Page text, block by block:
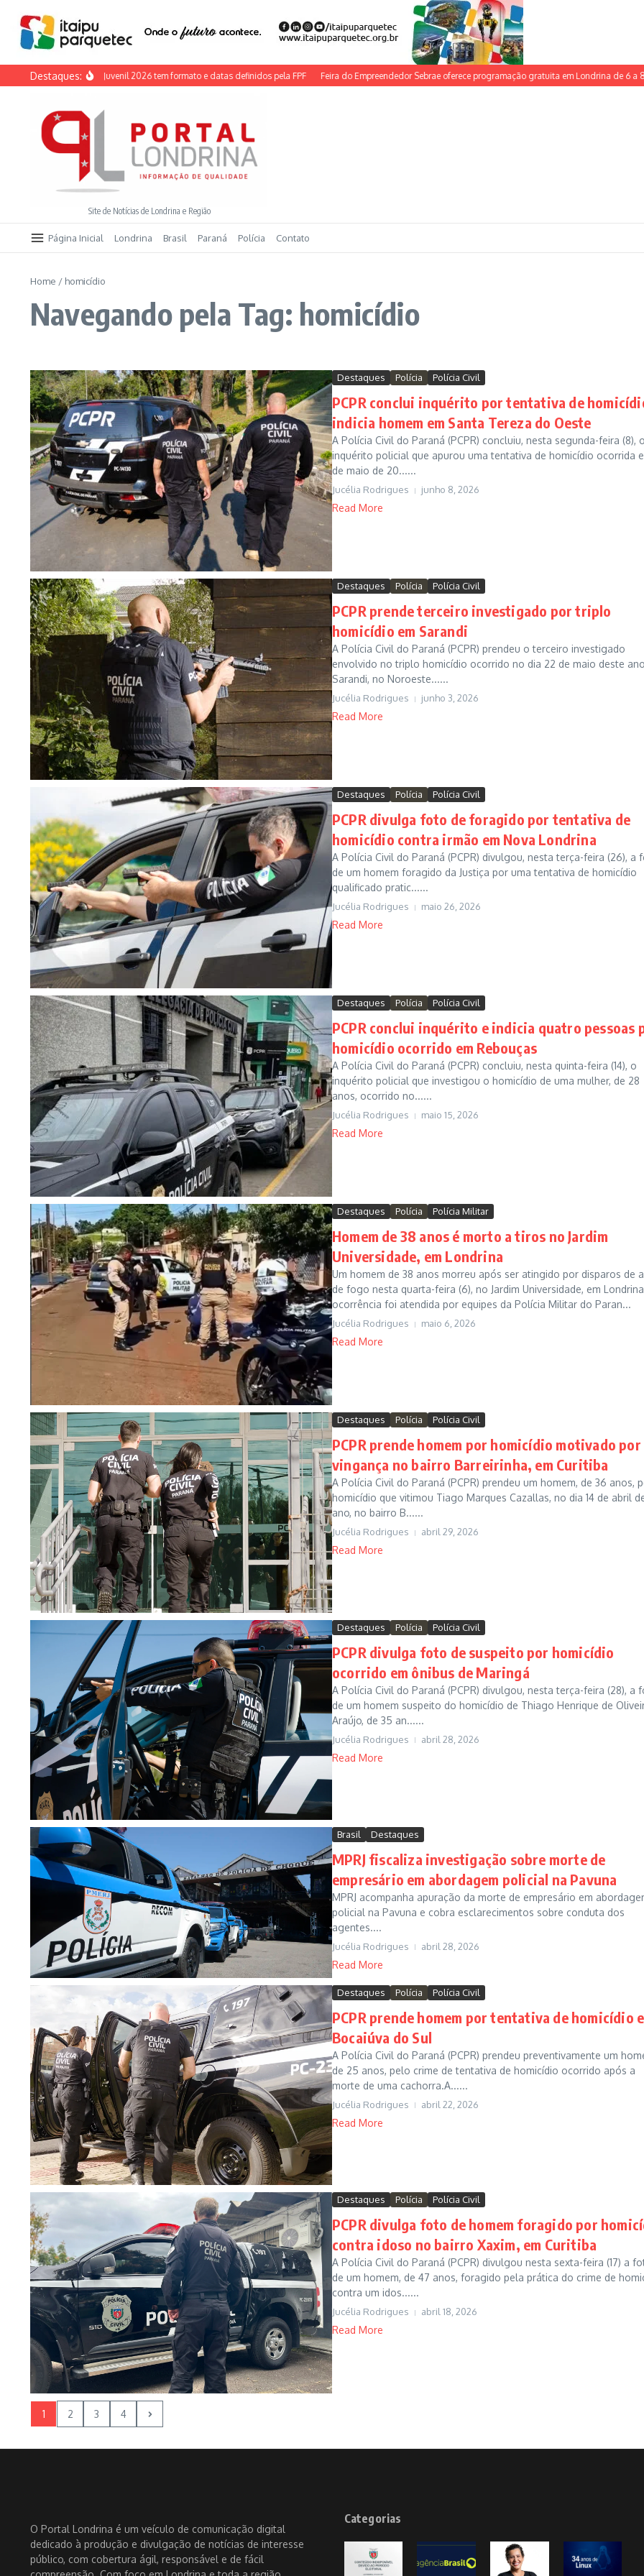
Ir para o conteúdo
Destaques:
Paraná Adulto e Juvenil 2026 tem formato e datas definidos pela FPF Feira do Empreendedor Sebrae oferece programação gratuita em Londrina de 6 a 8 de
Site de Notícias de Londrina e Região
Página Inicial Londrina Brasil Paraná Polícia Contato
Home / homicídio
Navegando pela Tag: homicídio
Destaques Polícia Polícia Civil
PCPR conclui inquérito por tentativa de
indicia homem em Santa Tereza do Oeste
A Polícia Civil do Paraná (PCPR) concluiu, nesta segunda-feira (8), o
inquérito policial que apurou uma tentativa de homicídio ocorrida
de maio de 20......
Jucélia Rodrigues junho 8, 2026
Read More
Destaques Polícia Polícia Civil
PCPR prende terceiro investigado por triplo
homicídio em Sarandi
A Polícia Civil do Paraná (PCPR) prendeu o terceiro investigado
envolvido no triplo homicídio ocorrido no dia 22 de maio deste
Sarandi, no Noroeste......
Jucélia Rodrigues junho 3, 2026
Read More
Destaques Polícia Polícia Civil
PCPR divulga foto de foragido por tentativa de
homicídio contra irmão em Nova Londrina
A Polícia Civil do Paraná (PCPR) divulgou, nesta terça-feira (26), a
de um homem foragido da Justiça por uma tentativa de homicídio
qualificado pratic......
Jucélia Rodrigues maio 26, 2026
Read More
Destaques Polícia Polícia Civil
PCPR conclui inquérito e indicia quatro pessoas
homicídio ocorrido em Rebouças
A Polícia Civil do Paraná (PCPR) concluiu, nesta quinta-feira (14), o
inquérito policial que investigou o homicídio de uma mulher, de 28
anos, ocorrido no......
Jucélia Rodrigues maio 15, 2026
Read More
Destaques Polícia Polícia Militar
Homem de 38 anos é morto a tiros no Jardim
Universidade, em Londrina
Um homem de 38 anos morreu após ser atingido por disparos de
de fogo nesta quarta-feira (6), no Jardim Universidade, em
ocorrência foi atendida por equipes da Polícia Militar do Paran...
Jucélia Rodrigues maio 6, 2026
Read More
Destaques Polícia Polícia Civil
PCPR prende homem por homicídio motivado por
vingança no bairro Barreirinha, em Curitiba
A Polícia Civil do Paraná (PCPR) prendeu um homem, de 36 anos,
homicídio que vitimou Tiago Marques Cazallas, no dia 14 de abril
ano, no bairro B......
Jucélia Rodrigues abril 29, 2026
Read More
Destaques Polícia Polícia Civil
PCPR divulga foto de suspeito por homicídio
ocorrido em ônibus de Maringá
A Polícia Civil do Paraná (PCPR) divulgou, nesta terça-feira (28), a
de um homem suspeito do homicídio de Thiago Henrique de
Araújo, de 35 an......
Jucélia Rodrigues abril 28, 2026
Read More
Brasil Destaques
MPRJ fiscaliza investigação sobre morte de
empresário em abordagem policial na Pavuna
MPRJ acompanha apuração da morte de empresário em
policial na Pavuna e cobra esclarecimentos sobre conduta dos
agentes....
Jucélia Rodrigues abril 28, 2026
Read More
Destaques Polícia Polícia Civil
PCPR prende homem por tentativa de homicídio
Bocaiúva do Sul
A Polícia Civil do Paraná (PCPR) prendeu preventivamente um
de 25 anos, pelo crime de tentativa de homicídio ocorrido após a
morte de uma cachorra.A......
Jucélia Rodrigues abril 22, 2026
Read More
Destaques Polícia Polícia Civil
PCPR divulga foto de homem foragido por
contra idoso no bairro Xaxim, em Curitiba
A Polícia Civil do Paraná (PCPR) divulgou nesta sexta-feira (17) a
de um homem, de 47 anos, foragido pela prática do crime de
contra um idos......
Jucélia Rodrigues abril 18, 2026
Read More
1 2 3 4
O Portal Londrina é um veículo de comunicação digital
dedicado à produção e divulgação de notícias de interesse
público, com cobertura ágil, responsável e de fácil
Categorias